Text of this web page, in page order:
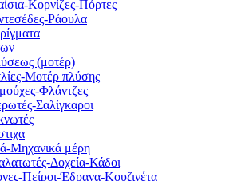
Κορνίζες-Πόρτες
Ράουλα
(μοτέρ)
Μοτέρ πλύσης
Φλάντζες
Σαλίγκαροι
Mηχανικά μέρη
Δοχεία-Κάδοι
Πείροι-Έδρανα-Κουζινέτα